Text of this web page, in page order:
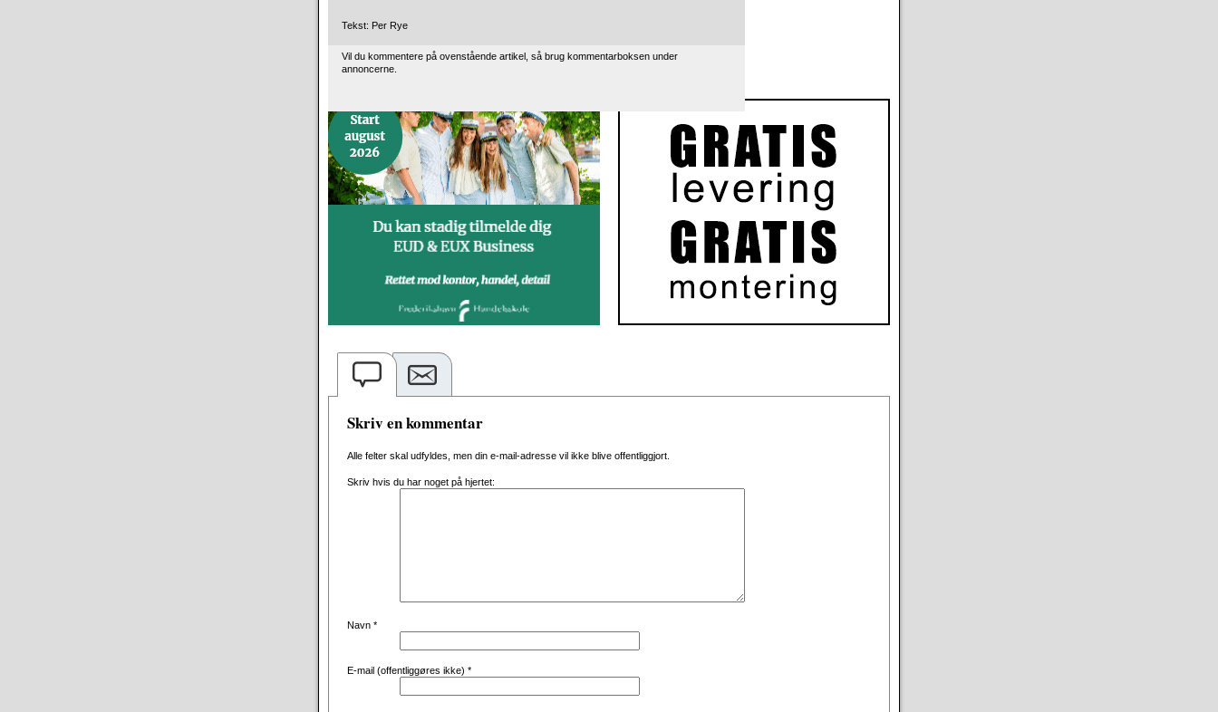
Tekst: Per Rye
Vil du kommentere på ovenstående artikel, så brug kommentarboksen under
annoncerne.
Skriv en kommentar
Alle felter skal udfyldes, men din e-mail-adresse vil ikke blive offentliggjort.
Skriv hvis du har noget på hjertet:
Navn *
E-mail (offentliggøres ikke) *